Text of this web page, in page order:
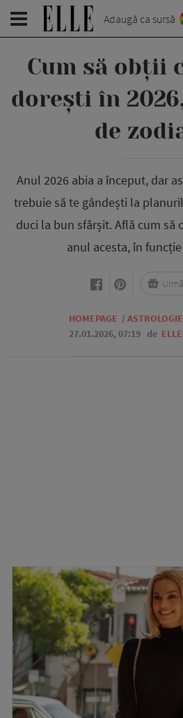
Adaugă ca sursă
Cum să obții
dorești în
de
Anul 2026 abia a început, dar
trebuie să te gândești la
duci la bun sfârșit. Află cum să
anul acesta, în
HOMEPAGE / ASTROLOGIE
27.01.2026, 07:19 de